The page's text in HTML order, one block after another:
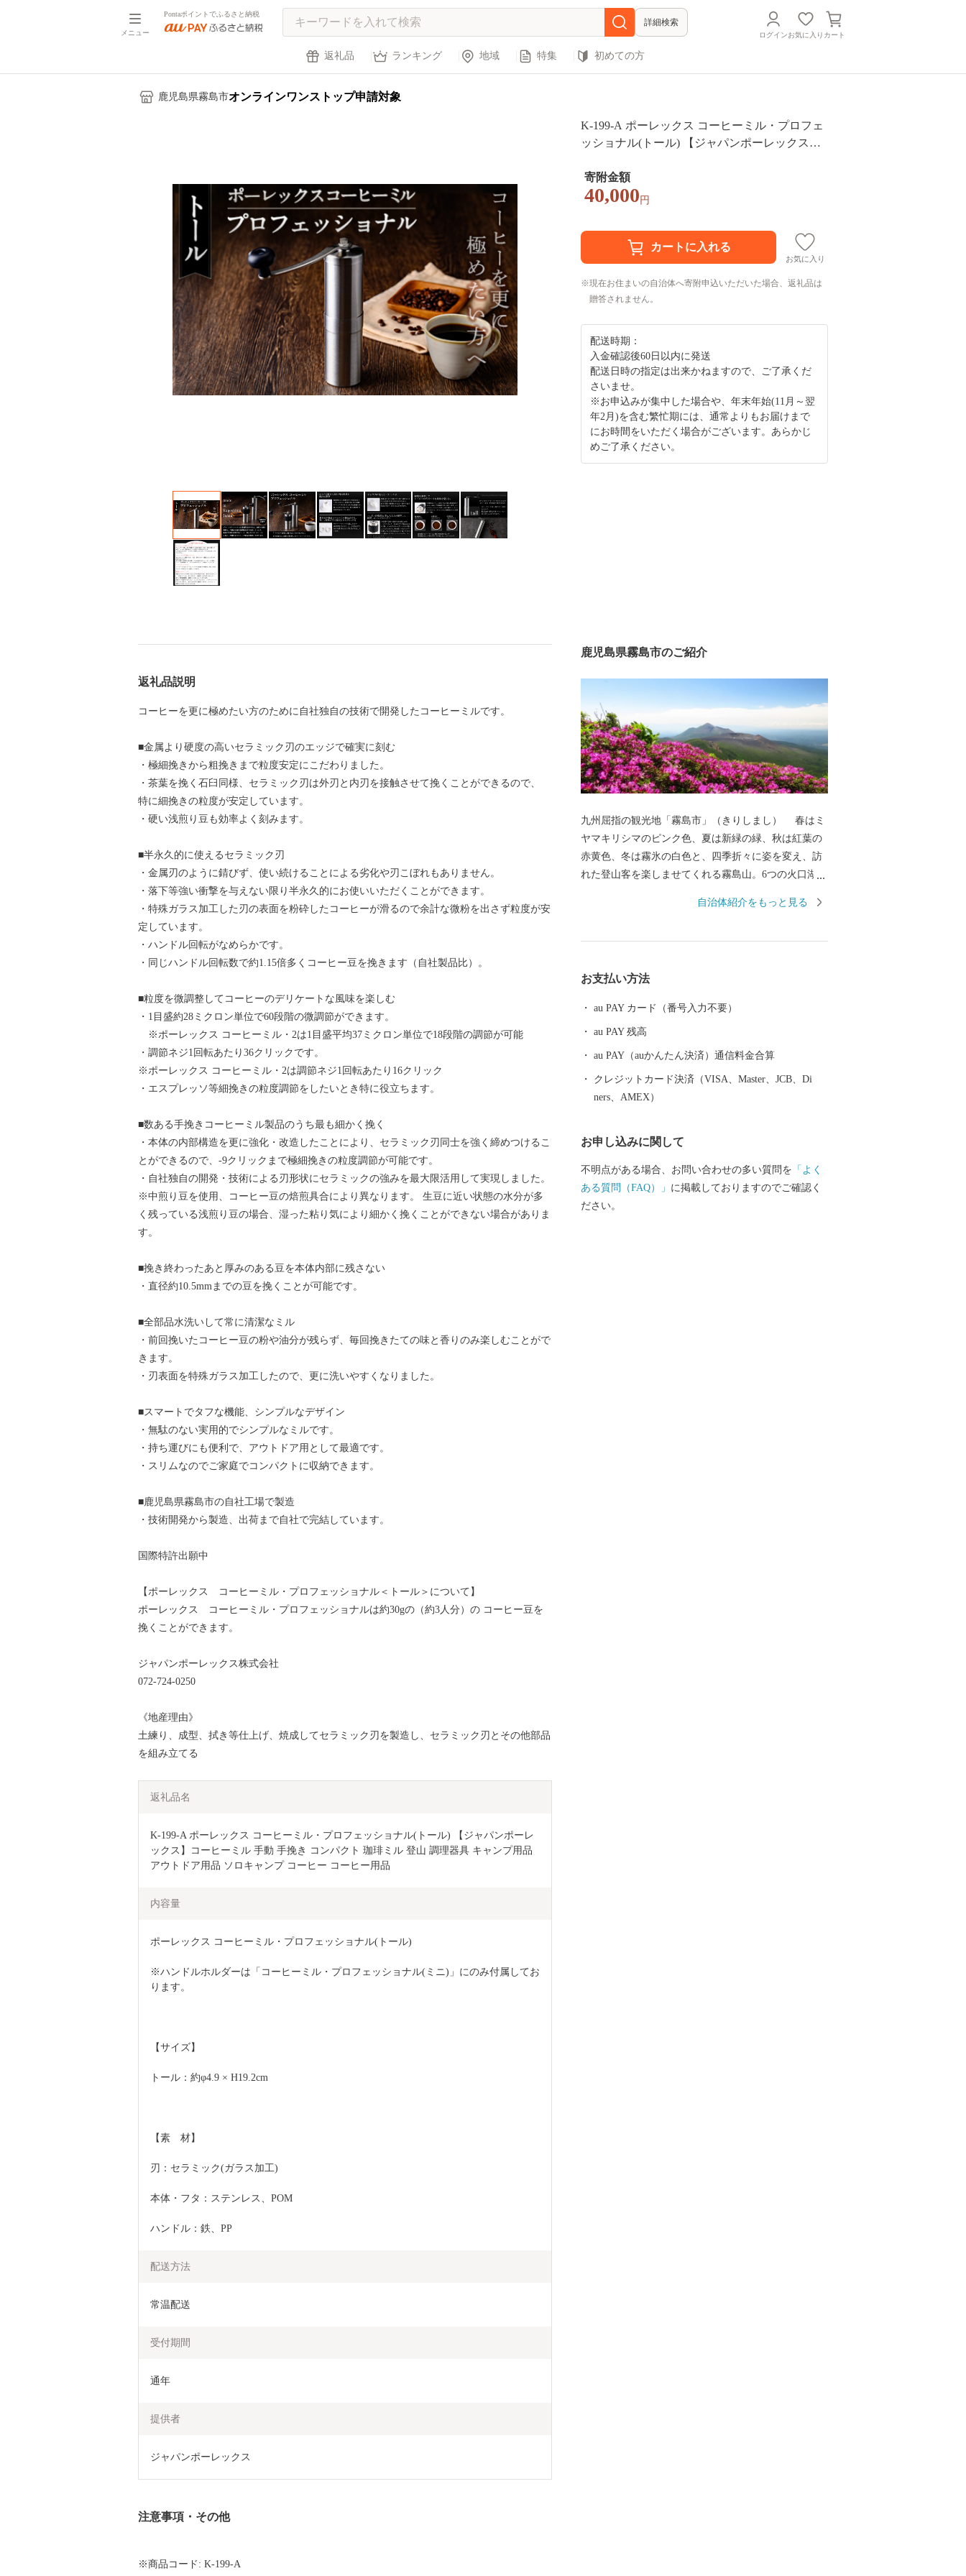
メニュー
Pontaポイントでふるさと納税
詳細検索
ログインお気に入り カート
返礼品 ランキング 地域 特集 初めての方
鹿児島県霧島市オンラインワンストップ申請対象
K-199-A ポーレックス コーヒーミル・プロフェ
ッショナル(トール) 【ジャパンポーレックス】
登山 調理器具 キャンプ用品 アウトドア用品 ソ
ロキャンプ コーヒー コーヒー用品
寄附金額
40,000 円
お気に入り
現在お住まいの自治体へ寄附申込いただいた場合、返礼品は
贈答されません。
配送時期：
入金確認後60日以内に発送
配送日時の指定は出来かねますので、ご了承くだ
さいませ。
※お申込みが集中した場合や、年末年始(11月～翌
年2月)を含む繁忙期には、通常よりもお届けまで
にお時間をいただく場合がございます。あらかじ
めご了承ください。
返礼品説明
コーヒーを更に極めたい方のために自社独自の技術で開発したコーヒーミルです。
■金属より硬度の高いセラミック刃のエッジで確実に刻む
・極細挽きから粗挽きまで粒度安定にこだわりました。
・茶葉を挽く石臼同様、セラミック刃は外刃と内刃を接触させて挽くことができるので、
特に細挽きの粒度が安定しています。
・硬い浅煎り豆も効率よく刻みます。
■半永久的に使えるセラミック刃
・金属刃のように錆びず、使い続けることによる劣化や刃こぼれもありません。
・落下等強い衝撃を与えない限り半永久的にお使いいただくことができます。
・特殊ガラス加工した刃の表面を粉砕したコーヒーが滑るので余計な微粉を出さず粒度が安
定しています。
・ハンドル回転がなめらかです。
・同じハンドル回転数で約1.15倍多くコーヒー豆を挽きます（自社製品比）。
■粒度を微調整してコーヒーのデリケートな風味を楽しむ
・1目盛約28ミクロン単位で60段階の微調節ができます。
※ポーレックス コーヒーミル・2は1目盛平均37ミクロン単位で18段階の調節が可能
・調節ネジ1回転あたり36クリックです。
※ポーレックス コーヒーミル・2は調節ネジ1回転あたり16クリック
・エスプレッソ等細挽きの粒度調節をしたいとき特に役立ちます。
■数ある手挽きコーヒーミル製品のうち最も細かく挽く
・本体の内部構造を更に強化・改造したことにより、セラミック刃同士を強く締めつけるこ
とができるので、-9クリックまで極細挽きの粒度調節が可能です。
・自社独自の開発・技術による刃形状にセラミックの強みを最大限活用して実現しました。
※中煎り豆を使用、コーヒー豆の焙煎具合により異なります。 生豆に近い状態の水分が多
く残っている浅煎り豆の場合、湿った粘り気により細かく挽くことができない場合がありま
す。
■挽き終わったあと厚みのある豆を本体内部に残さない
・直径約10.5mmまでの豆を挽くことが可能です。
■全部品水洗いして常に清潔なミル
・前回挽いたコーヒー豆の粉や油分が残らず、毎回挽きたての味と香りのみ楽しむことがで
きます。
・刃表面を特殊ガラス加工したので、更に洗いやすくなりました。
■スマートでタフな機能、シンプルなデザイン
・無駄のない実用的でシンプルなミルです。
・持ち運びにも便利で、アウトドア用として最適です。
・スリムなのでご家庭でコンパクトに収納できます。
■鹿児島県霧島市の自社工場で製造
・技術開発から製造、出荷まで自社で完結しています。
国際特許出願中
【ポーレックス コーヒーミル・プロフェッショナル＜トール＞について】
ポーレックス コーヒーミル・プロフェッショナルは約30gの（約3人分）の コーヒー豆を
挽くことができます。
ジャパンポーレックス株式会社
072-724-0250
《地産理由》
土練り、成型、拭き等仕上げ、焼成してセラミック刃を製造し、セラミック刃とその他部品
を組み立てる
返礼品名
K-199-A ポーレックス コーヒーミル・プロフェッショナル(トール) 【ジャパンポーレ
ックス】コーヒーミル 手動 手挽き コンパクト 珈琲ミル 登山 調理器具 キャンプ用品
アウトドア用品 ソロキャンプ コーヒー コーヒー用品
内容量
ポーレックス コーヒーミル・プロフェッショナル(トール)
※ハンドルホルダーは「コーヒーミル・プロフェッショナル(ミニ)」にのみ付属してお
ります。
【サイズ】
トール：約φ4.9 × H19.2cm
【素　材】
刃：セラミック(ガラス加工)
本体・フタ：ステンレス、POM
ハンドル：鉄、PP
配送方法
常温配送
受付期間
通年
提供者
ジャパンポーレックス
注意事項・その他
※商品コード: K-199-A
鹿児島県霧島市のご紹介
九州屈指の観光地「霧島市」（きりしまし） 春はミ
ヤマキリシマのピンク色、夏は新緑の緑、秋は紅葉の
赤黄色、冬は霧氷の白色と、四季折々に姿を変え、訪
れた登山客を楽しませてくれる霧島山。6つの火口湖を
本で最初の国立公園に指定され、海・山・川・田園な
郷隆盛や坂本龍馬も霧島の温泉と大自然に癒されまし
治温泉など多種多様な温泉施設があり、自分好みの温
泉を楽しむことができます。 また、天照大神の孫の
ニニギノミコトが三種の神器を手に高千穂峰に降り立
ら多くの人が訪れます。 鹿児島空港があるまち霧島
自治体紹介をもっと見る
お支払い方法
au PAY カード（番号入力不要）
au PAY 残高
au PAY（auかんたん決済）通信料金合算
クレジットカード決済（VISA、Master、JCB、Di
ners、AMEX）
お申し込みに関して
不明点がある場合、お問い合わせの多い質問を 「よく
ある質問（FAQ）」 に掲載しておりますのでご確認く
ださい。